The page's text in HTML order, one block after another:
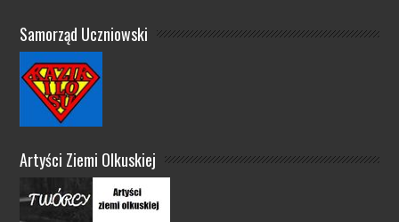
Samorząd Uczniowski
Artyści Ziemi Olkuskiej